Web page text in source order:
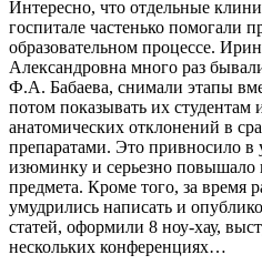
Интересно, что отдельные
госпитале частенько помогали
образовательном процессе.
Александровна много раз
Ф.А. Бабаева, снимали этапы
потом показывать их студентам
анатомических отклонений в
препаратами. Это привносило
изюминку и серьезно повышало
предмета. Кроме того, за время
умудрились написать и
статей, оформили 8 ноу-хау,
нескольких конференциях…